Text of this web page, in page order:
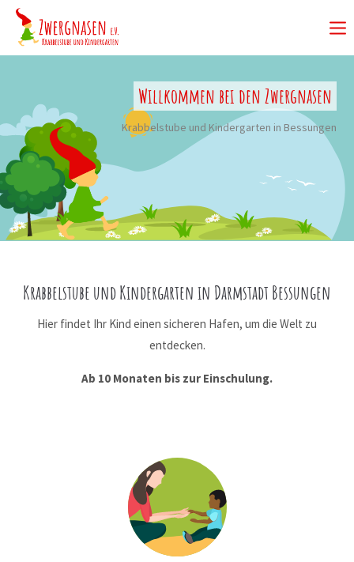
Willkommen bei den Zwergnasen
Krabbelstube und Kindergarten in Bessungen
Krabbelstube und Kindergarten in Darmstadt Bessungen
Hier findet Ihr Kind einen sicheren Hafen, um die Welt zu
entdecken.
Ab 10 Monaten bis zur Einschulung.